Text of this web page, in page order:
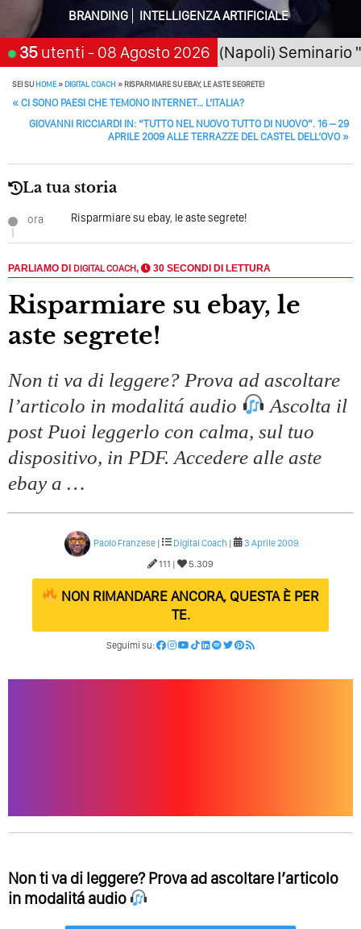
Della Motivazione…
Quando L’amore Diventa Speranza: Il Quarto Memorial
Carmine Franzese
Come Scrivere Un Articolo Per Il Blog? Uno Che
Leggeranno Davvero
Cos’è La Search Generative Experience (SGE)? Il Declino
Come Cambieranno I Social Media? Siamo Nell’era Degli
Adesso Con I Social Media, L’AI E I Contenuti…
Perché Pubblicare Non Basta Più? Contenuti Di Valore O
Solo Rumore…
Perché Non Guadagni Sui Social Media? Probabilmente
Tutto Peggiorerà
Quali Sono Gli Errori Della Comunicazione Politica? Il
Caso Delle Braccia Incrociate
Come Promuoversi Nel Wedding? Il Mio Intervento Per
L’Accademia Del Wedding
BRANDING
INTELLIGENZA ARTIFICIALE
35 utenti - 08 Agosto 2026
San Giorgio a Cremano (Napoli) Seminario
SEI SUHOME»DIGITAL COACH»RISPARMIARE SU EBAY, LE ASTE SEGRETE!
POST NAVIGATION
« CI SONO PAESI CHE TEMONO INTERNET… L’ITALIA?
GIOVANNI RICCIARDI IN: “TUTTO NEL NUOVO TUTTO DI NUOVO”. 16 – 29
APRILE 2009 ALLE TERRAZZE DEL CASTEL DELL’OVO »
La tua storia
ora Risparmiare su ebay, le aste segrete!
PARLIAMO DI DIGITAL COACH, 30 SECONDI DI LETTURA
Risparmiare su ebay, le
aste segrete!
Non ti va di leggere? Prova ad ascoltare
l’articolo in modalitá audio
Ascolta il
post Puoi leggerlo con calma, sul tuo
dispositivo, in PDF. Accedere alle aste
ebay a …
Paolo Franzese| Digital Coach |
3 Aprile 2009
111 |
5.309
NON RIMANDARE ANCORA, QUESTA È PER
TE.
Seguimi su:
Non ti va di leggere? Prova ad ascoltare l’articolo
in modalitá audio